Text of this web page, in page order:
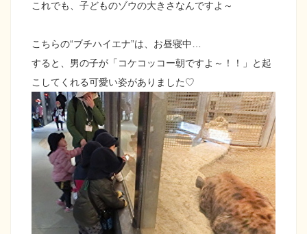
これでも、子どものゾウの大きさなんですよ～
こちらの“ブチハイエナ”は、お昼寝中…
すると、男の子が「コケコッコー朝ですよ～！！」と起
こしてくれる可愛い姿がありました♡